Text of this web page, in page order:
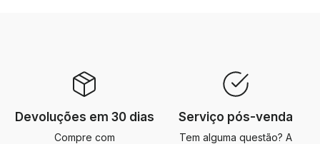
Devoluções em 30 dias
Compre com
Serviço pós-venda
Tem alguma questão? A